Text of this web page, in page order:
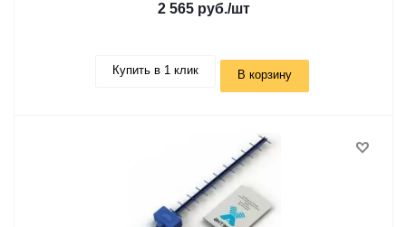
2 565 руб./шт
Купить в 1 клик В корзину